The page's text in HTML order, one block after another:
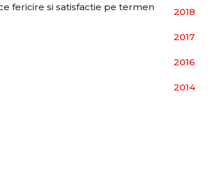
fericire si satisfactie pe termen
2018
2017
2016
2014